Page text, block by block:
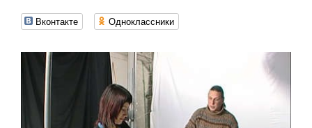
Вконтакте Одноклассники